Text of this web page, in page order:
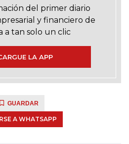
del primer diario
y financiero de
a tan solo un clic
LA APP
GUARDAR
A WHATSAPP